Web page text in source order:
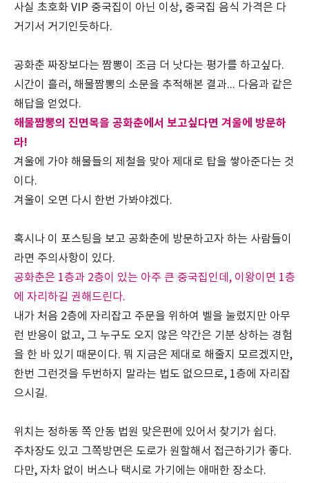
사실 초호화 VIP 중국집이 아닌 이상, 중국집 음식 가격은 다
거기서 거기인듯하다.
공화춘 짜장보다는 짬뽕이 조금 더 낫다는 평가를 하고싶다.
시간이 흘러, 해물짬뽕의 소문을 추적해본 결과... 다음과 같은
해답을 얻었다.
해물짬뽕의 진면목을 공화춘에서 보고싶다면 겨울에 방문하
라!
겨울에 가야 해물들의 제철을 맞아 제대로 탑을 쌓아준다는 것
이다.
겨울이 오면 다시 한번 가봐야겠다.
혹시나 이 포스팅을 보고 공화춘에 방문하고자 하는 사람들이
라면 주의사항이 있다.
공화춘은 1층과 2층이 있는 아주 큰 중국집인데, 이왕이면 1층
에 자리하길 권해드린다.
내가 처음 2층에 자리잡고 주문을 위하여 벨을 눌렀지만 아무
런 반응이 없고, 그 누구도 오지 않은 약간은 기분 상하는 경험
을 한 바 있기 때문이다. 뭐 지금은 제대로 해줄지 모르겠지만,
한번 그런것을 두번하지 말라는 법도 없으므로, 1층에 자리잡
으시길.
위치는 정하동 쪽 안동 법원 맞은편에 있어서 찾기가 쉽다.
주차장도 있고 그쪽방면은 도로가 원할해서 접근하기가 좋다.
다만, 자차 없이 버스나 택시로 가기에는 애매한 장소다.